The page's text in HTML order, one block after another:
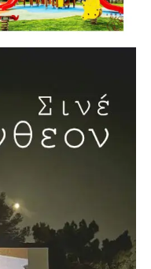
2021-2027».